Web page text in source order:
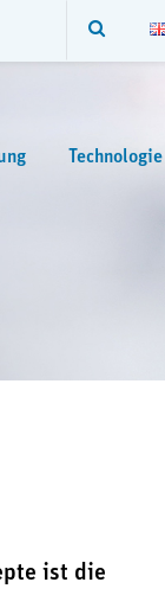
SUCHE
Technologie
ist die